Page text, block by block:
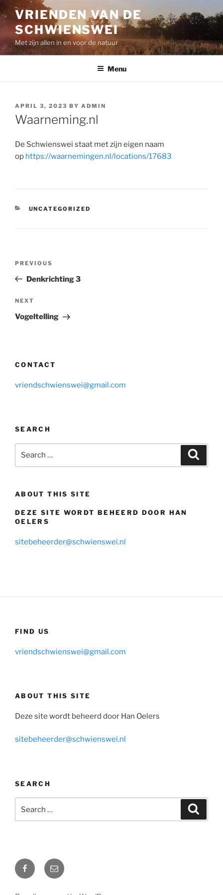
Skip
to
content
VRIENDEN VAN DE
SCHWIENSWEI
Met zijn allen in en voor de natuur
Menu
POSTED
ON
APRIL 3, 2023 BY ADMIN
Waarneming.nl
De Schwienswei staat met zijn eigen naam
op https://waarnemingen.nl/locations/17683
CATEGORIES
UNCATEGORIZED
Previous
Post
PREVIOUS
Denkrichting 3
Next
Post
NEXT
Vogeltelling
CONTACT
vriendschwienswei@gmail.com
SEARCH
ABOUT THIS SITE
DEZE SITE WORDT BEHEERD DOOR HAN
OELERS
sitebeheerder@schwienswei.nl
FIND US
vriendschwienswei@gmail.com
ABOUT THIS SITE
Deze site wordt beheerd door Han Oelers
sitebeheerder@schwienswei.nl
SEARCH
for:
FacebookEmail